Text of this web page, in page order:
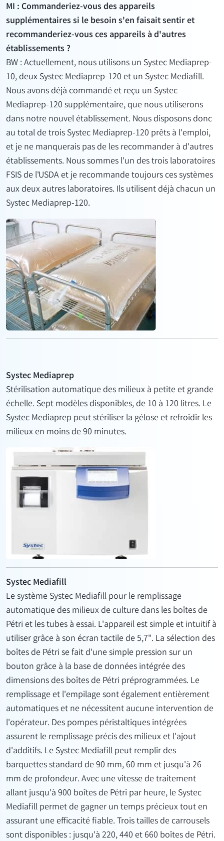
MI : Commanderiez-vous des appareils
supplémentaires si le besoin s'en faisait sentir et
recommanderiez-vous ces appareils à d'autres
établissements ?
BW : Actuellement, nous utilisons un Systec Mediaprep-
10, deux Systec Mediaprep-120 et un Systec Mediafill.
Nous avons déjà commandé et reçu un Systec
Mediaprep-120 supplémentaire, que nous utiliserons
dans notre nouvel établissement. Nous disposons donc
au total de trois Systec Mediaprep-120 prêts à l'emploi,
et je ne manquerais pas de les recommander à d'autres
établissements. Nous sommes l'un des trois laboratoires
FSIS de l'USDA et je recommande toujours ces systèmes
aux deux autres laboratoires. Ils utilisent déjà chacun un
Systec Mediaprep-120.
Systec Mediaprep
Stérilisation automatique des milieux à petite et grande
échelle. Sept modèles disponibles, de 10 à 120 litres. Le
Systec Mediaprep peut stériliser la gélose et refroidir les
milieux en moins de 90 minutes.
Systec Mediafill
Le système Systec Mediafill pour le remplissage
automatique des milieux de culture dans les boîtes de
Pétri et les tubes à essai. L'appareil est simple et intuitif à
utiliser grâce à son écran tactile de 5,7". La sélection des
boîtes de Pétri se fait d'une simple pression sur un
bouton grâce à la base de données intégrée des
dimensions des boîtes de Pétri préprogrammées. Le
remplissage et l'empilage sont également entièrement
automatiques et ne nécessitent aucune intervention de
l'opérateur. Des pompes péristaltiques intégrées
assurent le remplissage précis des milieux et l'ajout
d'additifs. Le Systec Mediafill peut remplir des
barquettes standard de 90 mm, 60 mm et jusqu'à 26
mm de profondeur. Avec une vitesse de traitement
allant jusqu'à 900 boîtes de Pétri par heure, le Systec
Mediafill permet de gagner un temps précieux tout en
assurant une efficacité fiable. Trois tailles de carrousels
sont disponibles : jusqu'à 220, 440 et 660 boîtes de Pétri.